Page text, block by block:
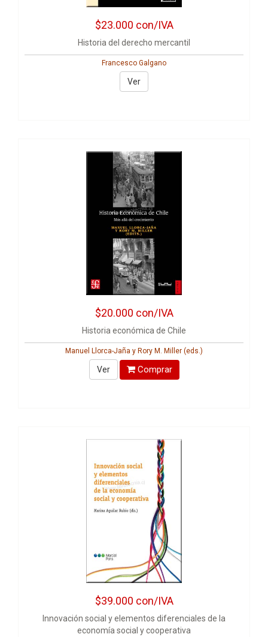
$23.000 con/IVA
Historia del derecho mercantil
Francesco Galgano
Ver
$20.000 con/IVA
Historia económica de Chile
Manuel Llorca-Jaña y Rory M. Miller (eds.)
Ver Comprar
$39.000 con/IVA
Innovación social y elementos diferenciales de la
economía social y cooperativa